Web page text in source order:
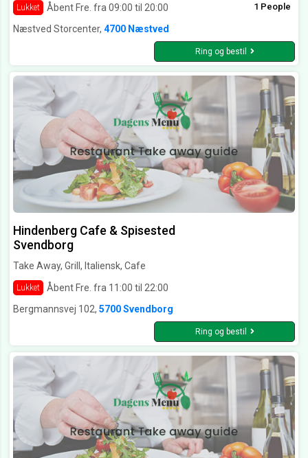
Lukket Åbent Fre. fra 09:00 til 20:00 1 People
Næstved Storcenter, 4700 Næstved
Ring og bestil
Hindenberg Cafe & Spisested
Svendborg
Take Away, Grill, Italiensk, Cafe
Lukket
Åbent Fre. fra 11:00 til 22:00
Bergmannsvej 102, 5700 Svendborg
Ring og bestil